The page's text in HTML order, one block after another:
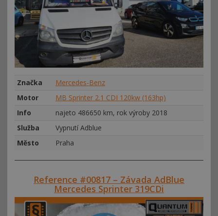
Značka
Mercedes-Benz
Motor
MB Sprinter 2.1 CDI 120kw (163hp)
Info
najeto 486650 km, rok výroby 2018
Služba
Vypnutí Adblue
Město
Praha
Reference #00817 – Závada AdBlue
Mercedes Sprinter 319CDi